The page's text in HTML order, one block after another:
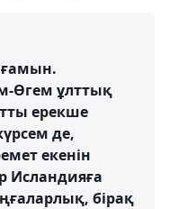
Өгем ұлттық
ерекше
де,
екенін
бірақ